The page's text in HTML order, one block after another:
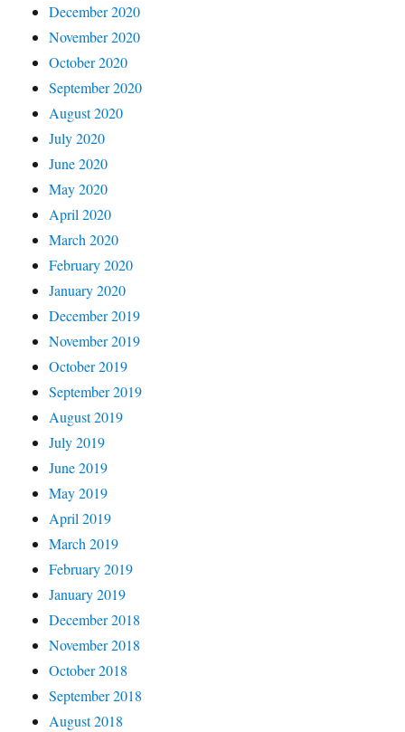
December 2020
November 2020
October 2020
September 2020
August 2020
July 2020
June 2020
May 2020
April 2020
March 2020
February 2020
January 2020
December 2019
November 2019
October 2019
September 2019
August 2019
July 2019
June 2019
May 2019
April 2019
March 2019
February 2019
January 2019
December 2018
November 2018
October 2018
September 2018
August 2018